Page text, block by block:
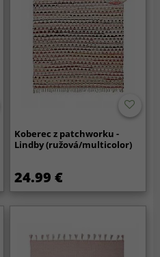
Koberec z patchworku -
Lindby (ružová/multicolor)
24.99 €